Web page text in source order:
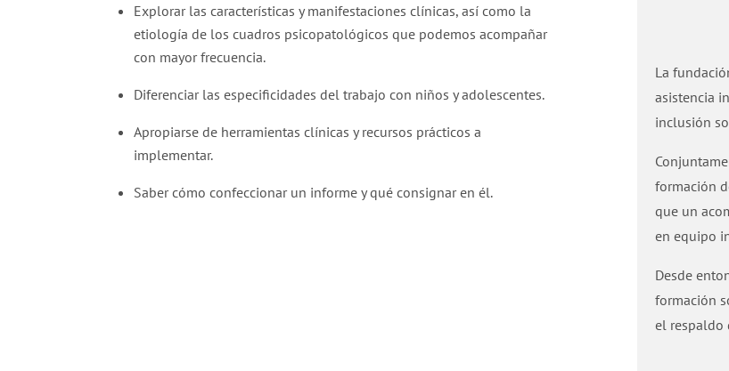
Explorar las características y manifestaciones clínicas, así como la
etiología de los cuadros psicopatológicos que podemos acompañar
con mayor frecuencia.
Diferenciar las especificidades del trabajo con niños y adolescentes.
Apropiarse de herramientas clínicas y recursos prácticos a
implementar.
Saber cómo confeccionar un informe y qué consignar en él.
La
asistencia
inclusión
formación
que un
en equipo
Desde
formación
el respaldo